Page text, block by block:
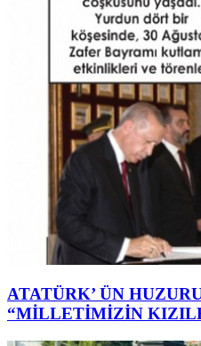
ATATÜRK’ ÜN
“MİLLETİMİZİN